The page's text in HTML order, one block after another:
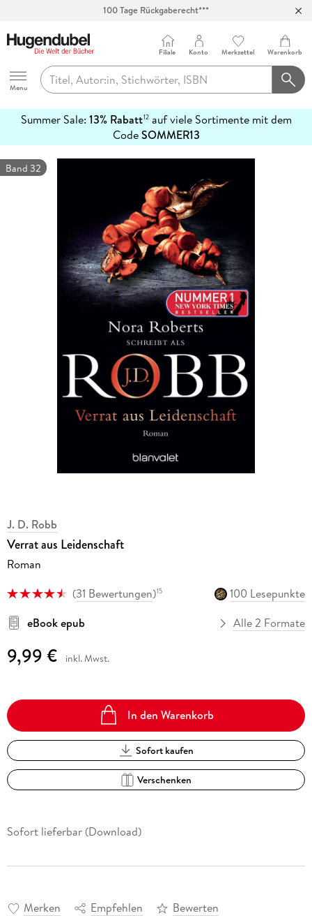
100 Tage Rückgaberecht***
Hugendubel
Menu
Filiale Konto Merkzettel Warenkorb
Summer Sale: 13% Rabatt12auf viele Sortimente mit dem
CodeSOMMER13
erfahren
Band 32
J. D. Robb
Verrat aus Leidenschaft
Roman
(31 Bewertungen)15
100 Lesepunkte
eBook epub
Alle 2 Formate
9,99 € inkl. Mwst.
In den Warenkorb
Sofort kaufen
Verschenken
Sofort lieferbar (Download)
Merken Empfehlen Bewerten